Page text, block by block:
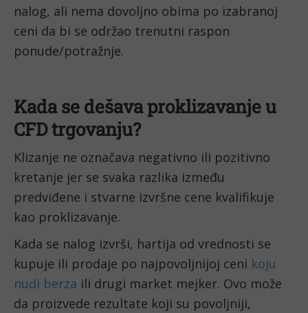
nalog, ali nema dovoljno obima po izabranoj
ceni da bi se održao trenutni raspon
ponude/potražnje.
Kada se dešava proklizavanje u
CFD trgovanju?
Klizanje ne označava negativno ili pozitivno
kretanje jer se svaka razlika između
predviđene i stvarne izvršne cene kvalifikuje
kao proklizavanje.
Kada se nalog izvrši, hartija od vrednosti se
kupuje ili prodaje po najpovoljnijoj ceni koju
nudi berza ili drugi market mejker. Ovo može
da proizvede rezultate koji su povoljniji,